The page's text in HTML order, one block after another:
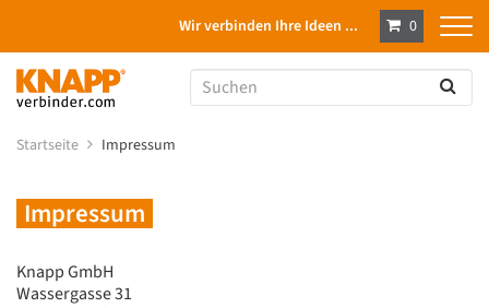
Wir verbinden Ihre Ideen ... 0
Startseite Impressum
Impressum
Knapp GmbH
Wassergasse 31